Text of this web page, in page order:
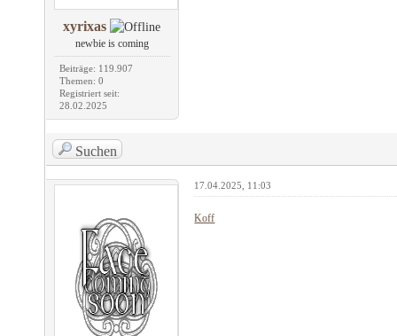
xyrixas
newbie is coming
Beiträge: 119.907
Themen: 0
Registriert seit:
28.02.2025
Suchen
17.04.2025, 11:03
Koff